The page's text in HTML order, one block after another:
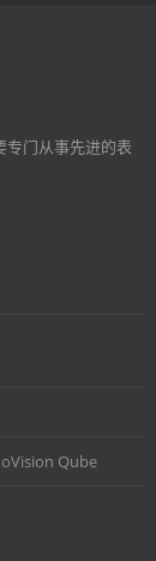
专门从事先进的表
Qube